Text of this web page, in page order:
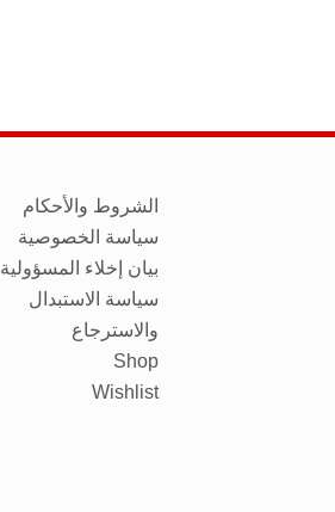
الشروط والأحكام
سياسة الخصوصية
بيان إخلاء المسؤولية
سياسة الاستبدال
والاسترجاع
Shop
Wishlist